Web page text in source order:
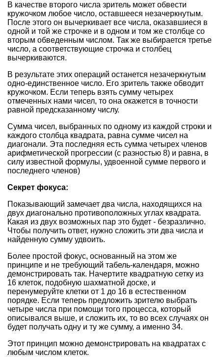
В качестве второго числа зритель может обвести
кружочком любое число, оставшееся незачеркнутым.
После этого он вычеркивает все числа, оказавшиеся в
одной и той же строчке и в одном и том же столбце со
вторым обведенным числом. Так же выбирается третье
число, а соответствующие строчка и столбец
вычеркиваются.
В результате этих операций останется незачеркнутым
одно-единственное число. Его зритель также обводит
кружочком. Если теперь взять сумму четырех
отмеченных нами чисел, то она окажется в точности
равной предсказанному числу.
Сумма чисел, выбранных по одному из каждой строки и
каждого столбца квадрата, равна сумме чисел на
диагонали. Эта последняя есть сумма четырех членов
арифметической прогрессии (с разностью 8) и равна, в
силу известной формулы, удвоенной сумме первого и
последнего членов)
Секрет фокуса:
Показывающий замечает два числа, находящихся на
двух диагонально противоположных углах квадрата.
Какая из двух возможных пар это будет - безразлично.
Чтобы получить ответ, нужно сложить эти два числа и
найденную сумму удвоить.
Более простой фокус, основанный на этом же
принципе и не требующий табель-календаря, можно
демонстрировать так. Начертите квадратную сетку из
16 клеток, подобную шахматной доске, и
перенумеруйте клетки от 1 до 16 в естественном
порядке. Если теперь предложить зрителю выбрать
четыре числа при помощи того процесса, который
описывался выше, и сложить их, то во всех случаях он
будет получать одну и ту же сумму, а именно 34.
Этот принцип можно демонстрировать на квадратах с
любым числом клеток.